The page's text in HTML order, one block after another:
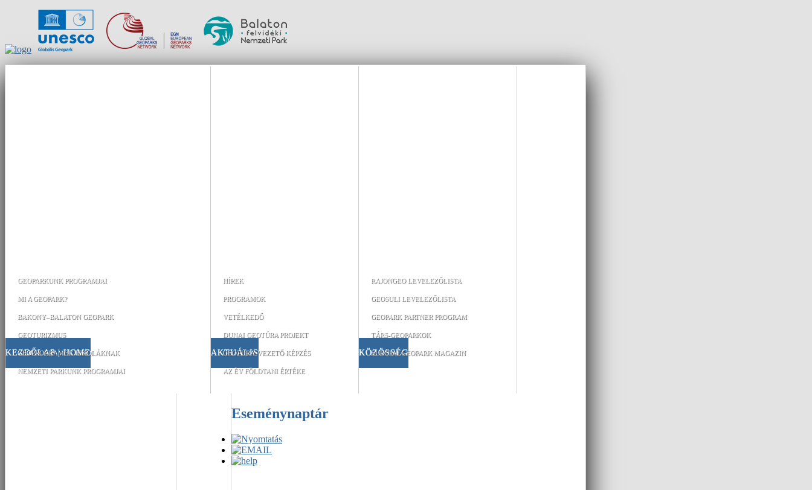
KEZDŐLAP | HOME
GEOPARKUNK PROGRAMJAI
MI A GEOPARK?
BAKONY–BALATON GEOPARK
GEOTURIZMUS
GEOPROGRAMOK ISKOLÁKNAK
NEMZETI PARKUNK PROGRAMJAI
AKTUÁLIS
HÍREK
PROGRAMOK
VETÉLKEDŐ
DUNAI GEOTÚRA PROJEKT
GEOTÚRA-VEZETŐ KÉPZÉS
AZ ÉV FÖLDTANI ÉRTÉKE
KÖZÖSSÉG
RAJONGEO LEVELEZŐLISTA
GEOSULI LEVELEZŐLISTA
GEOPARK PARTNER PROGRAM
TÁRS-GEOPARKOK
EURÓPAI GEOPARK MAGAZIN
Eseménynaptár